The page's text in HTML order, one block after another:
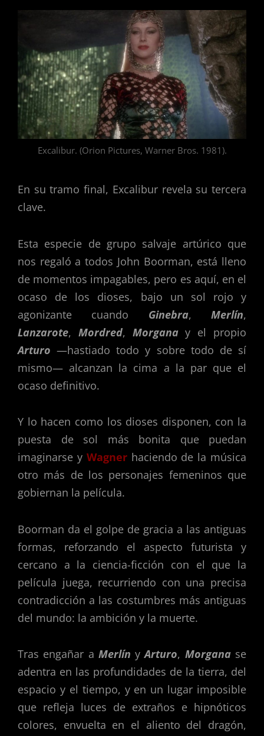
Excalibur. (Orion Pictures, Warner Bros. 1981).
En su tramo final, Excalibur revela su tercera
clave.
Esta especie de grupo salvaje artúrico que
nos regaló a todos John Boorman, está lleno
de momentos impagables, pero es aquí, en el
ocaso de los dioses, bajo un sol rojo y
agonizante cuando Ginebra,Merlín,
Lanzarote, Mordred, Morganay el propio
Arturo —hastiado todo y sobre todo de sí
mismo— alcanzan la cima a la par que el
ocaso definitivo.
Y lo hacen como los dioses disponen, con la
puesta de sol más bonita que puedan
imaginarse y Wagnerhaciendo de la música
otro más de los personajes femeninos que
gobiernan la película.
Boorman da el golpe de gracia a las antiguas
formas, reforzando el aspecto futurista y
cercano a la ciencia-ficción con el que la
película juega, recurriendo con una precisa
contradicción a las costumbres más antiguas
del mundo: la ambición y la muerte.
Tras engañar a Merlín yArturo, Morganase
adentra en las profundidades de la tierra, del
espacio y el tiempo, y en un lugar imposible
que refleja luces de extraños e hipnóticos
colores, envuelta en el aliento del dragón,